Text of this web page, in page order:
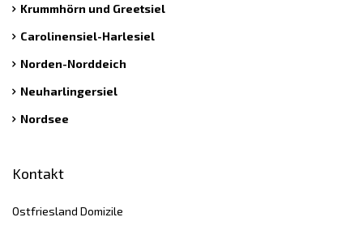
Krummhörn und Greetsiel
Carolinensiel-Harlesiel
Norden-Norddeich
Neuharlingersiel
Nordsee
Kontakt
Ostfriesland Domizile